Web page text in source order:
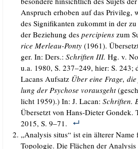
Anspruch erho­ben auf das Pri­vi­leg,
des Signi­fi­kan­ten zukommt in der
der Bezie­hung desper­ci­pi­ens zum
rice Mer­leau-Pon­ty (1961).
ger. In: Ders.:Schrif­ten III. Hg. v.
u.a. 1980, S. 237–249, hier: S. 243;
Lacans Auf­satz Über eine Fra­ge,
lung der Psy­cho­se vor­aus­geht
licht 1959).) In: J. Lacan:Schrif­ten.
Über­setzt von Hans-Die­ter Gon­dek.
2015, S. 9–71.
„Ana­ly­sis situs“ ist ein älte­rer
Topo­lo­gie. Die Flä­chen der